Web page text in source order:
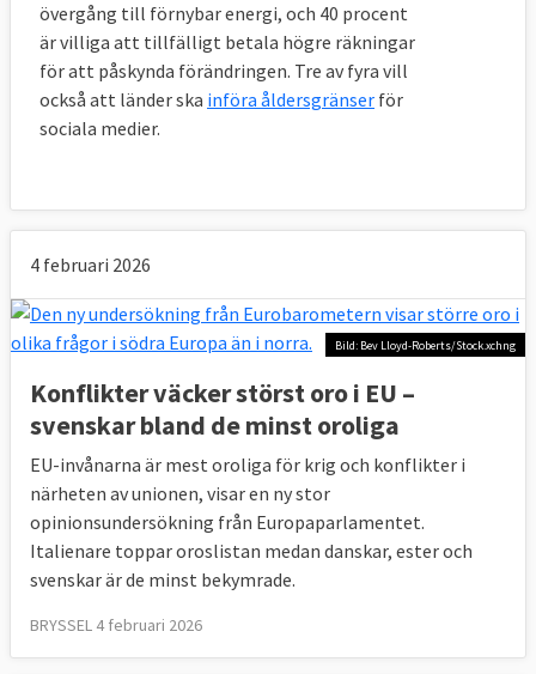
övergång till förnybar energi, och 40 procent
är villiga att tillfälligt betala högre räkningar
för att påskynda förändringen. Tre av fyra vill
också att länder ska införa åldersgränser för
sociala medier.
4 februari 2026
Bild: Bev Lloyd-Roberts/Stock.xchng
Konflikter väcker störst oro i EU –
svenskar bland de minst oroliga
EU-invånarna är mest oroliga för krig och konflikter i
närheten av unionen, visar en ny stor
opinionsundersökning från Europaparlamentet.
Italienare toppar oroslistan medan danskar, ester och
svenskar är de minst bekymrade.
BRYSSEL 4 februari 2026